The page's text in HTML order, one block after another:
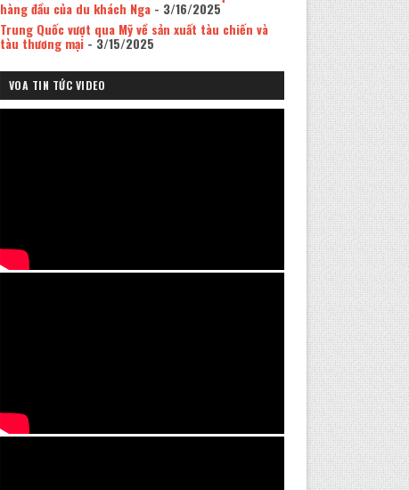
hàng đầu của du khách Nga- 3/16/2025
Trung Quốc vượt qua Mỹ về sản xuất tàu chiến và
tàu thương mại- 3/15/2025
VOA TIN TỨC VIDEO